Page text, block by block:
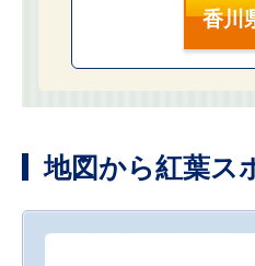
香川
地図から紅葉ス